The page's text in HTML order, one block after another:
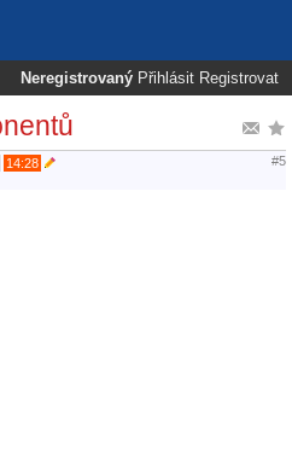
Neregistrovaný Přihlásit Registrovat
14:28 #5